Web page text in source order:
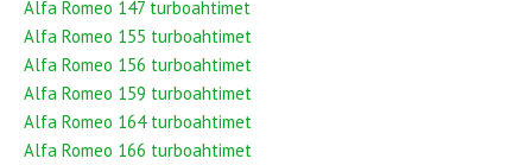
Alfa Romeo 147 turboahtimet
Alfa Romeo 155 turboahtimet
Alfa Romeo 156 turboahtimet
Alfa Romeo 159 turboahtimet
Alfa Romeo 164 turboahtimet
Alfa Romeo 166 turboahtimet